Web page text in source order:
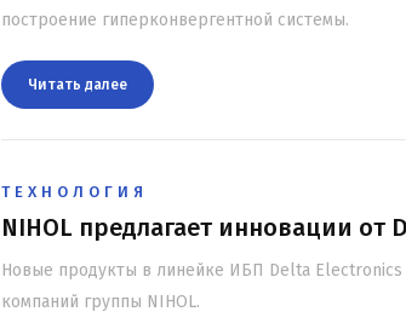
построение гиперконвергентной системы.
Читать далee
ТЕХНОЛОГИЯ
NIHOL предлагает инновации от
Новые продукты в линейке ИБП Delta Electronics
компаний группы NIHOL.